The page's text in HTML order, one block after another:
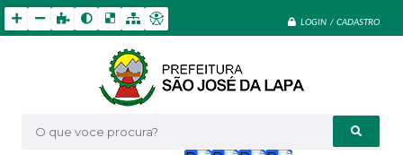
LOGIN / CADASTRO
O que voce procura?